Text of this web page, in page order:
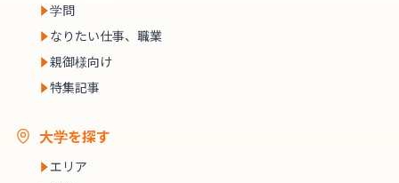
学問
なりたい仕事、職業
親御様向け
特集記事
大学を探す
エリア